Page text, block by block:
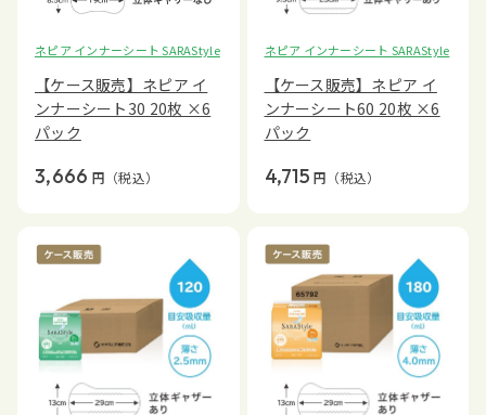
ネピア インナーシート SARAStyle
【ケース販売】ネピア イ
ンナーシート30 20枚 ×6
パック
3,666 円 （税込）
ネピア インナーシート SARAStyle
【ケース販売】ネピア イ
ンナーシート60 20枚 ×6
パック
4,715 円 （税込）